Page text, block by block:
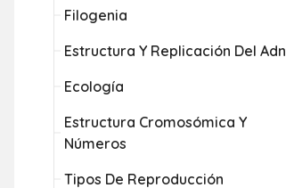
Filogenia
Estructura Y Replicación Del Adn
Ecología
Estructura Cromosómica Y
Números
Tipos De Reproducción